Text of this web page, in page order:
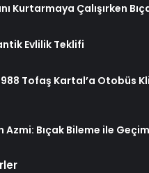
Kurtarmaya Çalışırken
Evlilik Teklifi
Tofaş Kartal’a Otobüs
Azmi: Bıçak Bileme ile